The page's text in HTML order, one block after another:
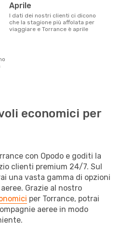
aprile
I dati dei nostri clienti ci dicono
che la stagione più affolata per
viaggiare e Torrance è aprile
economici per
con Opodo e goditi la
clienti premium 24/7. Sul
una vasta gamma di opzioni
Grazie al nostro
per Torrance, potrai
aeree in modo